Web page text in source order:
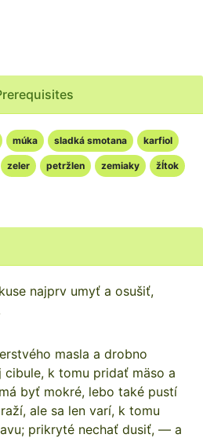
múka sladká smotana karfiol
zeler petržlen zemiaky žĺtok
najprv umyť a osušiť,
masla a drobno
cibule, k tomu pridať mäso a
byť mokré, lebo také pustí
ale sa len varí, k tomu
prikryté nechať dusiť, — a